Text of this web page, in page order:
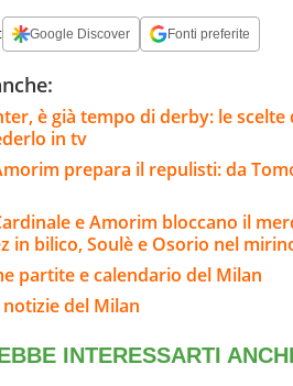
Google Discover Fonti preferite
è già tempo di derby: le scelte
in tv
prepara il repulisti: da
e Amorim bloccano il
in bilico, Soulè e Osorio nel
partite e calendario del Milan
del Milan